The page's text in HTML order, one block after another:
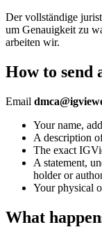
Der vollständige
um Genauigkeit zu
arbeiten wir.
How to send
Email
Your name,
A description
The exact
A statement,
holder or
Your physical
What